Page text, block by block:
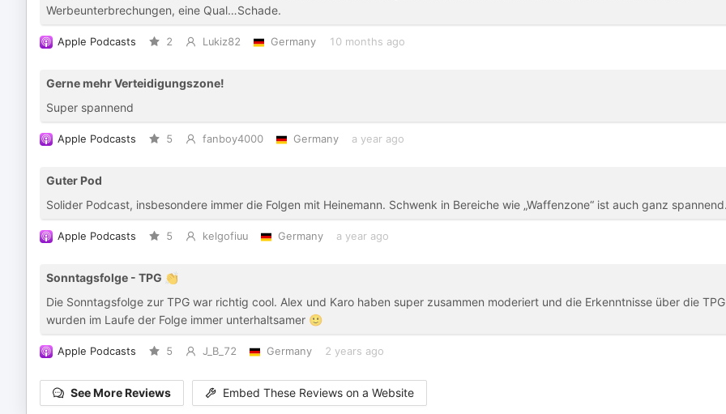
Werbeunterbrechungen, eine Qual…Schade.
Apple Podcasts 2 Lukiz82 Germany 10 months ago
Gerne mehr Verteidigungszone!
Super spannend
Apple Podcasts 5 fanboy4000 Germany a year ago
Guter Pod
Solider Podcast, insbesondere immer die Folgen mit Heinemann. Schwenk in Bereiche wie „Waffenzone“ ist auch ganz
Apple Podcasts 5 kelgofiuu Germany a year ago
Sonntagsfolge - TPG 👏
Die Sonntagsfolge zur TPG war richtig cool. Alex und Karo haben super zusammen moderiert und die Erkenntnisse über die TPG
wurden im Laufe der Folge immer unterhaltsamer 🙂
Apple Podcasts 5 J_B_72 Germany 2 years ago
See More Reviews Embed These Reviews on a Website